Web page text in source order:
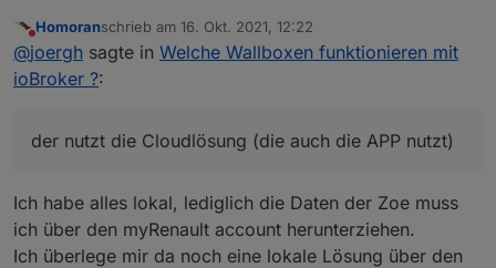
Du brauchst weiter keine Shellys etc. Die Box ist
komplett steuerbar, also ein- ausschalten, Ladestrom,
Kabelverriegelung etc.
Ich nutze den Adapter für ioBroker, der nutzt die
Nicht stören
Homoranschrieb am 16. Okt. 2021, 12:22
zuletzt editiert von
@joergh sagte in Welche Wallboxen funktionieren mit
ioBroker ?:
der nutzt die Cloudlösung (die auch die APP nutzt)
Ich habe alles lokal, lediglich die Daten der Zoe muss
ich über den myRenault account herunterziehen.
Ich überlege mir da noch eine lokale Lösung über den